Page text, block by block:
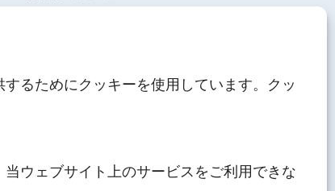
るためにクッキーを使用しています。クッ
ウェブサイト上のサービスをご利用できな
AEO制度について
サステナブル経営